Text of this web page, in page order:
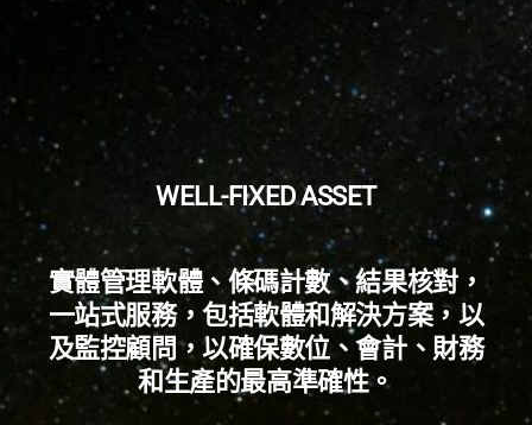
WELL-FIXEDASSET
實體管理軟體、 條碼計數、結果核對，
一站式服務，包括軟體和解決方案， 以
及監控顧問 ，以確保數位、會計、 財務
和生產的最高準確性。